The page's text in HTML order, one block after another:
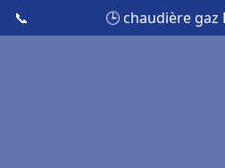
📞 🕒 chaudière gaz